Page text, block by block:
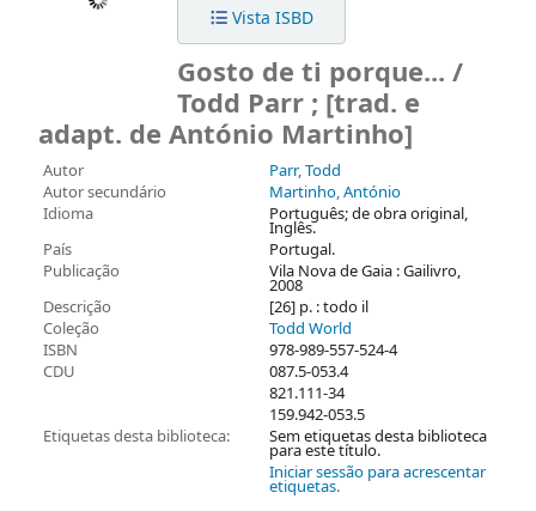
Vista ISBD
Gosto de ti porque... /
Todd Parr ; [trad. e
adapt. de António Martinho]
Autor
Parr, Todd
Autor secundário
Martinho, António
Idioma
Português; de obra original,
Inglês.
País
Portugal.
Publicação
Vila Nova de Gaia : Gailivro,
2008
Descrição
[26] p. : todo il
Coleção
Todd World
ISBN
978-989-557-524-4
CDU
087.5-053.4
821.111-34
159.942-053.5
Etiquetas desta biblioteca:
Sem etiquetas desta biblioteca
para este título.
Iniciar sessão para acrescentar
etiquetas.